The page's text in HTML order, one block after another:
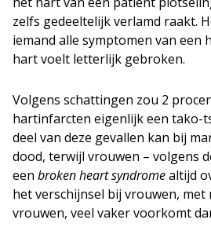
zelfs gedeeltelijk verlamd raakt.
iemand alle symptomen van een
hart voelt letterlijk gebroken.
Volgens schattingen zou 2
hartinfarcten eigenlijk een tako-
deel van deze gevallen kan bij
dood, terwijl vrouwen – volgens
een broken heart syndromealtijd
het verschijnsel bij vrouwen, met
vrouwen, veel vaker voorkomt